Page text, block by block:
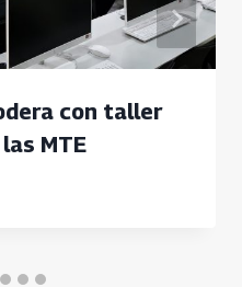
con taller
MTE